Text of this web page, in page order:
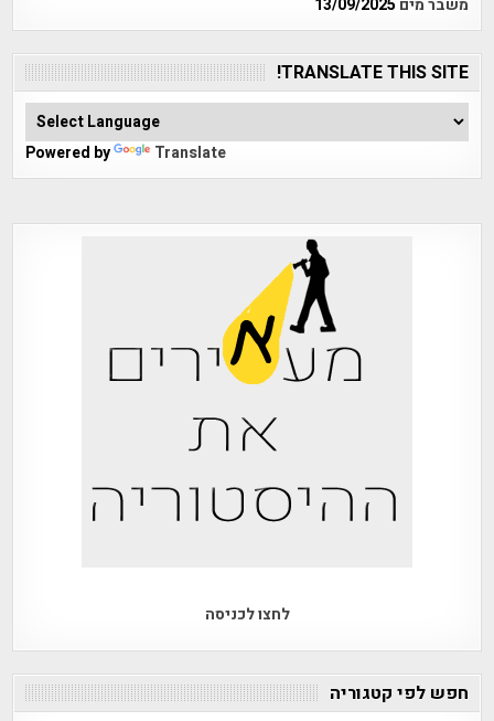
משבר מים 13/09/2025
TRANSLATE THIS SITE!
Powered by Translate
לחצו לכניסה
חפש לפי קטגוריה